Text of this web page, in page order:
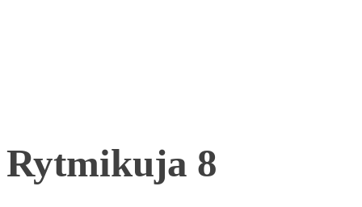
Rytmikuja 8